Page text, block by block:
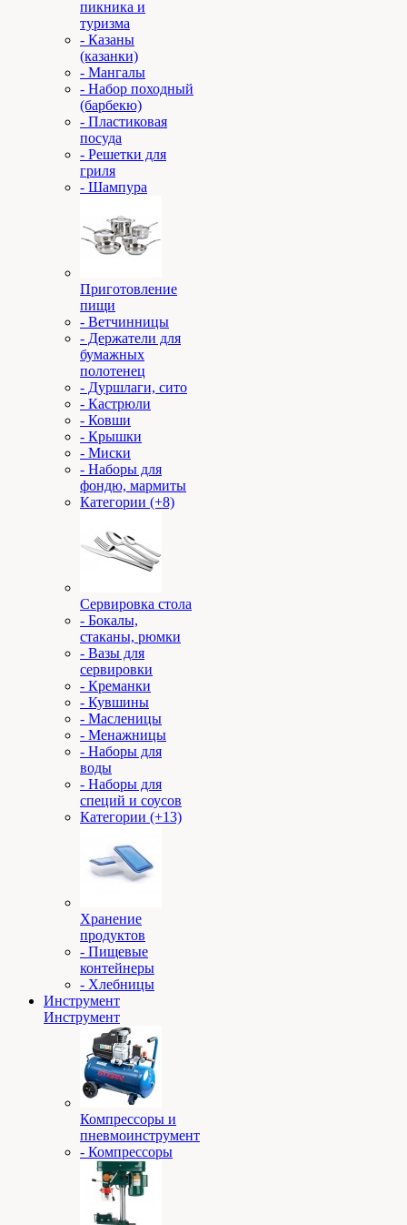
пикника и
туризма
- Казаны
(казанки)
- Мангалы
- Набор походный
(барбекю)
- Пластиковая
посуда
- Решетки для
гриля
- Шампура
Приготовление
пищи
- Ветчинницы
- Держатели для
бумажных
полотенец
- Дуршлаги, сито
- Кастрюли
- Ковши
- Крышки
- Миски
- Наборы для
фондю, мармиты
Категории (+8)
Сервировка стола
- Бокалы,
стаканы, рюмки
- Вазы для
сервировки
- Креманки
- Кувшины
- Масленицы
- Менажницы
- Наборы для
воды
- Наборы для
специй и соусов
Категории (+13)
Хранение
продуктов
- Пищевые
контейнеры
- Хлебницы
Инструмент
Инструмент
Компрессоры и
пневмоинструмент
- Компрессоры